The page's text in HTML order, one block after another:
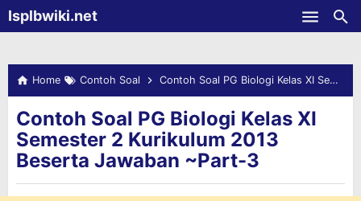
-->Isplbwiki.net
Home Contoh Soal Contoh Soal PG Biologi Kelas XI Semester 2 Kurikulum 2013 Beserta Jawaban ~Part-3
Contoh Soal PG Biologi Kelas XI
Semester 2 Kurikulum 2013
Beserta Jawaban ~Part-3